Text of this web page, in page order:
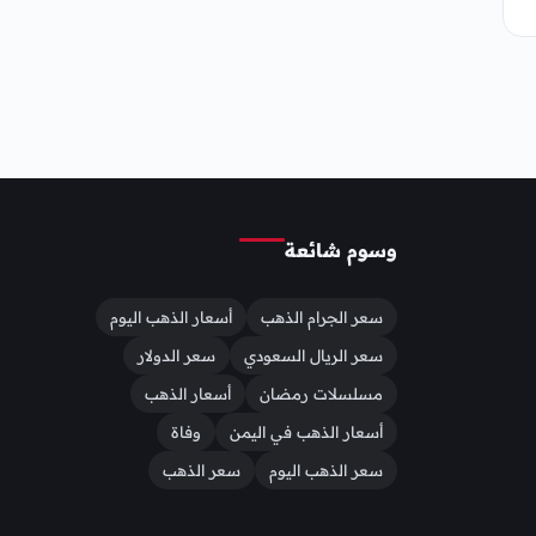
وسوم شائعة
سعر الجرام الذهب
أسعار الذهب اليوم
سعر الريال السعودي
سعر الدولار
مسلسلات رمضان
أسعار الذهب
أسعار الذهب في اليمن
وفاة
سعر الذهب اليوم
سعر الذهب